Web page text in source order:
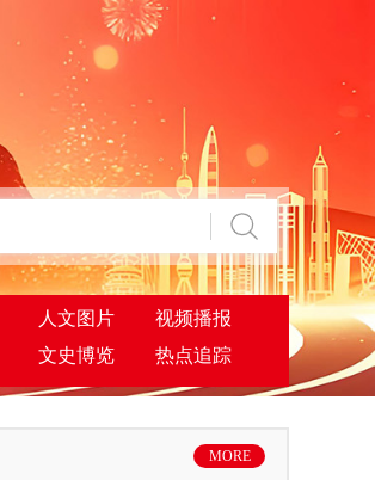
人文图片
视频播报
文史博览 热点追踪
MORE